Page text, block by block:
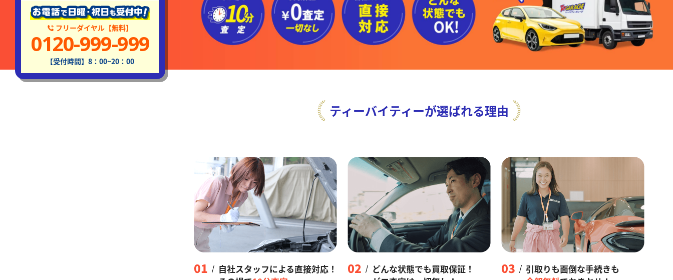
フリーダイヤル【無料】
0120-999-999
【受付時間】8：00~20：00
ティーバイティーが選ばれる理由
01
自社スタッフによる直接対応！
02
どんな状態でも買取保証！
03
引取りも面倒な手続きも